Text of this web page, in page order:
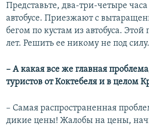
Представьте, два-три-четыре
автобусе. Приезжают с
бегом по кустам из автобуса.
лет. Решить ее никому не под силу.
– А какая все же главная
туристов от Коктебеля и в целом
– Самая распространенная
дикие цены! Жалобы на цены,